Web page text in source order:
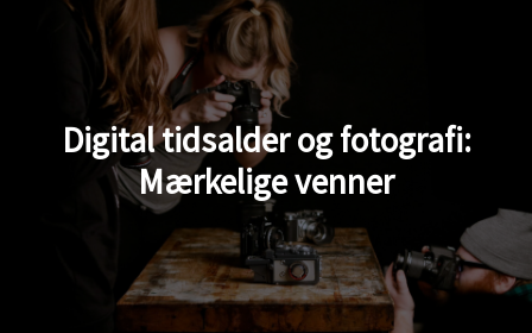
Digital tidsalder og fotografi:
Mærkelige venner